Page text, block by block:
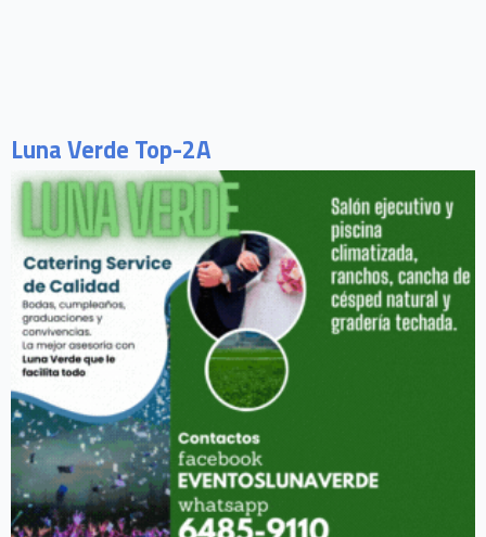
Luna Verde Top-2A